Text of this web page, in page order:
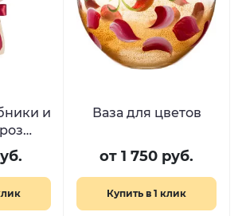
и
Ваза для цветов
от 1 750 руб.
Купить в 1 клик